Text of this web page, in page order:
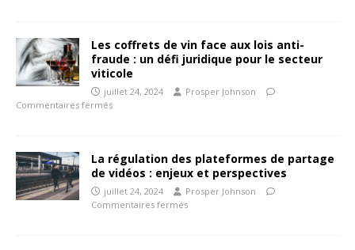
Les coffrets de vin face aux lois anti-
fraude : un défi juridique pour le secteur
viticole
juillet 24, 2024
Prosper Johnson
Commentaires fermés
La régulation des plateformes de partage
de vidéos : enjeux et perspectives
juillet 24, 2024
Prosper Johnson
Commentaires fermés